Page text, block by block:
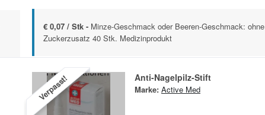
€ 0,07 / Stk - Minze-Geschmack oder Beeren-Geschmack: ohne
Zuckerzusatz 40 Stk. Medizinprodukt
Verpasst! Anti-Nagelpilz-Stift
Marke: Active Med